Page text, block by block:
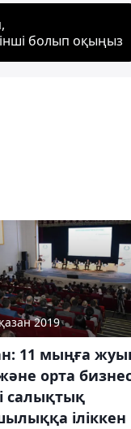
болып оқыңыз
2019
11 мыңға
орта
салықтық
іліккен